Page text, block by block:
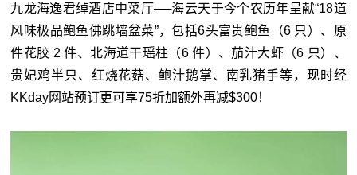
九龙海逸君绰酒店中菜厅──海云天于今个农历年呈献“18道
风味极品鲍鱼佛跳墙盆菜”，包括6头富贵鲍鱼（6 只）、原
件花胶 2 件、北海道干瑶柱（6 件）、茄汁大虾（6 只）、
贵妃鸡半只、红烧花菇、鲍汁鹅掌、南乳猪手等，现时经
KKday网站预订更可享75折加额外再减$300！